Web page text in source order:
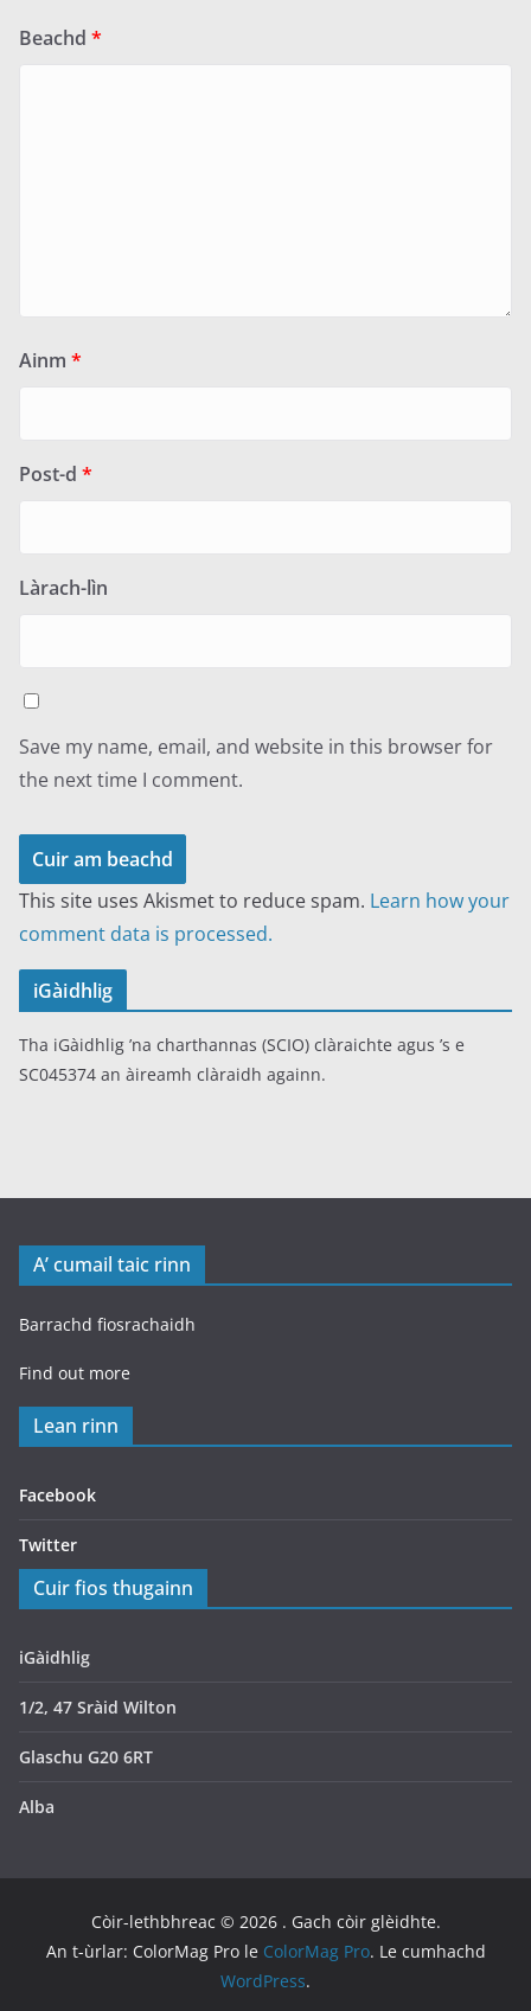
Beachd *
Ainm *
Post-d *
Làrach-lìn
Save my name, email, and website in this browser for
the next time I comment.
This site uses Akismet to reduce spam. Learn how your
comment data is processed.
iGàidhlig
Tha iGàidhlig ’na charthannas (SCIO) clàraichte agus ’s e
SC045374 an àireamh clàraidh againn.
A’ cumail taic rinn
Barrachd fiosrachaidh
Find out more
Lean rinn
Facebook
Twitter
Cuir fios thugainn
iGàidhlig
1/2, 47 Sràid Wilton
Glaschu G20 6RT
Alba
Còir-lethbhreac © 2026 . Gach còir glèidhte.
An t-ùrlar: ColorMag Pro le ColorMag Pro. Le cumhachd
WordPress.